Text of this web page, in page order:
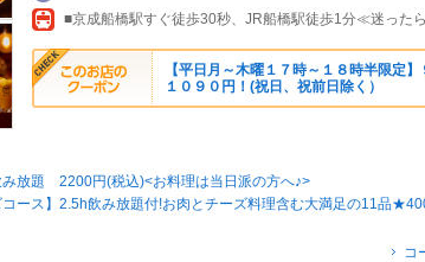
■京成船橋駅すぐ徒歩30秒、JR船橋駅徒歩1分≪迷った
【平日月～木曜１７時～１８時半限定
１０９０円！(祝日、祝前日除く）
み放題 2200円(税込)<お料理は当日派の方へ♪>
ース】2.5h飲み放題付!お肉とチーズ料理含む大満足の11品
コ